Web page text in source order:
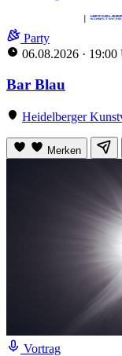
Party
06.08.2026 · 19:00
Bar Blau
Heidelberger
Merken
Vortrag